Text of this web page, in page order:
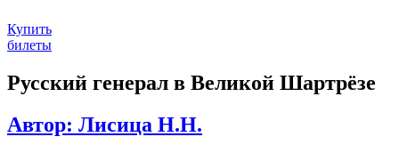
Купить
билеты
Русский генерал в Великой Шартрёзе
Автор: Лисица Н.Н.